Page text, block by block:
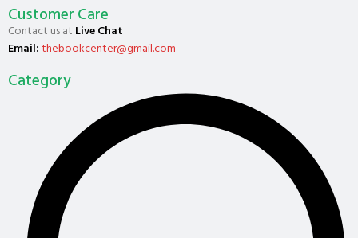
Customer Care
Contact us at Live Chat
Email:thebookcenter@gmail.com
Category